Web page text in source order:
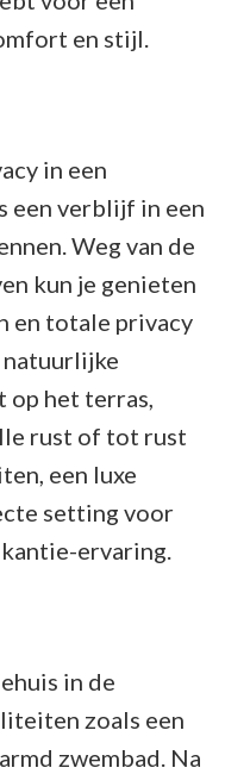
en stijl.
in een
een verblijf in een
Weg van de
kun je genieten
en totale privacy
natuurlijke
op het terras,
rust of tot rust
een luxe
setting voor
ervaring.
in de
zoals een
zwembad. Na